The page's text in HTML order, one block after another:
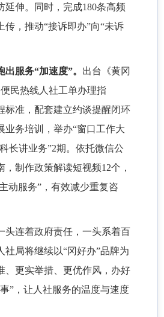
延伸。同时，完成180条高频
传，推动“接诉即办”向“未诉
出服务“加速度”。 出台《黄冈
民热线人社工单办理指
标准，配套建立约谈提醒闭环
业务培训，举办“窗口工作大
长讲业务”2期。依托微信公
，制作政策解读短视频12个，
动服务”，有效减少重复咨
头连着政府责任，一头系着百
社局将继续以“冈好办”品牌为
、更实举措、更优作风，办好
”，让人社服务的温度与速度